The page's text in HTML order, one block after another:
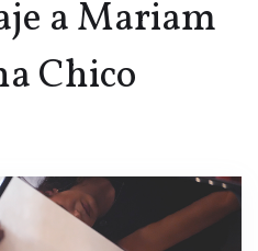
a Mariam
Chico